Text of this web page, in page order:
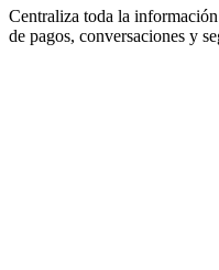
Centraliza toda la
de pagos, conversaciones y